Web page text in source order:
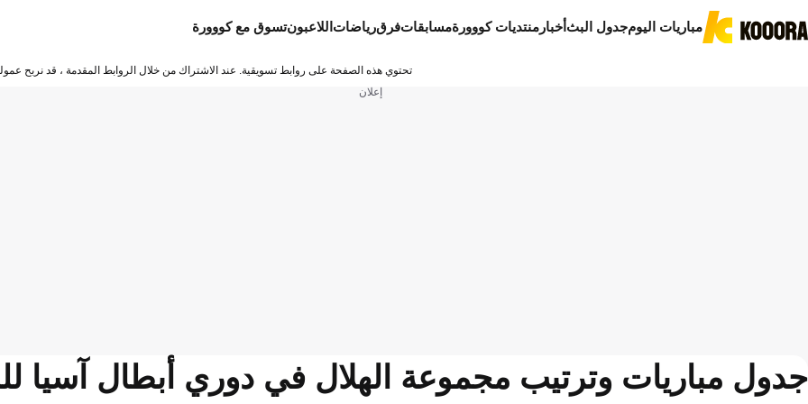
مباريات اليومجدول البثأخبار منتديات كووورةمسابقاتفرقرياضات اللاعبونتسوق مع كووورة
تحتوي هذه الصفحة على روابط تسويقية. عند الاشتراك من خلال الروابط المقدمة ، قد نربح
إعلان
جدول مباريات وترتيب مجموعة الهلال في دوري أبطال آسيا